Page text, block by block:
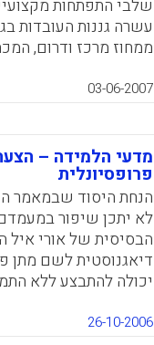
שלבי התפתחות
עשרה גננות העובדות
גננות מסיימות את
אחר בו חלה התייצבות
מתארות בראיונות
(מירב אייזנברג)
03-06-2007
מדעי הלמידה –
פרופסיונלית
הנחת היסוד שבמאמר
לא יתכן שיפור
הבסיסית של אורי איל
דיאגנוסטית לשם מתן
יכולה להתבצע ללא
ועיצוב סביבות
26-10-2006